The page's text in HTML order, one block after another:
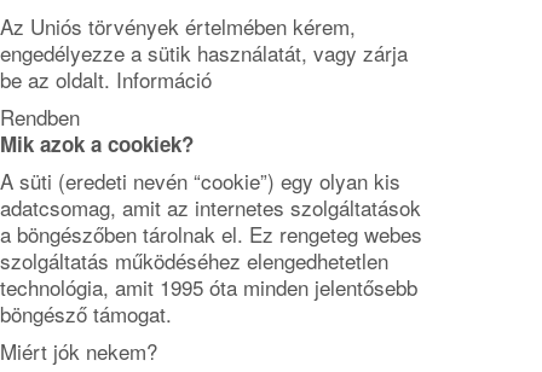
Az Uniós törvények értelmében kérem,
engedélyezze a sütik használatát, vagy zárja
be az oldalt. Információ
Rendben
Mik azok a cookiek?
A süti (eredeti nevén “cookie”) egy olyan kis
adatcsomag, amit az internetes szolgáltatások
a böngészőben tárolnak el. Ez rengeteg webes
szolgáltatás működéséhez elengedhetetlen
technológia, amit 1995 óta minden jelentősebb
böngésző támogat.
Miért jók nekem?